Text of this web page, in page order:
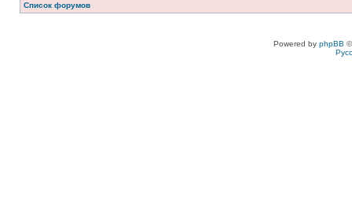
Список форумов
Powered by phpBB